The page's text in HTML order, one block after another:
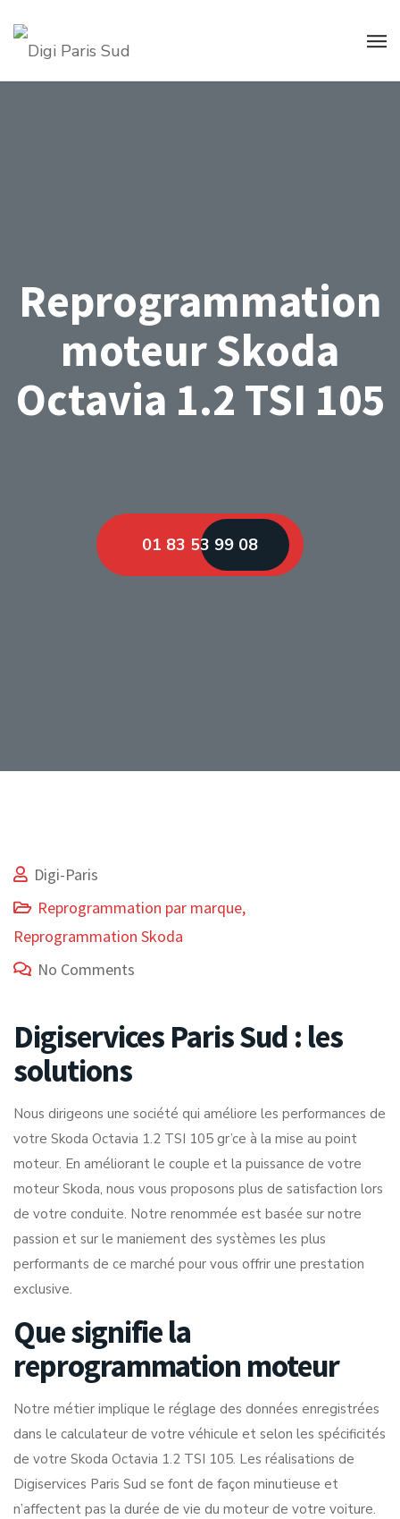
Reprogrammation
moteur Skoda
Octavia 1.2 TSI 105
01 83 53 99 08
Digi-Paris
Reprogrammation par marque,
Reprogrammation Skoda
No Comments
Digiservices Paris Sud : les
solutions
Nous dirigeons une société qui améliore les performances de
votre Skoda Octavia 1.2 TSI 105 gr’ce à la mise au point
moteur. En améliorant le couple et la puissance de votre
moteur Skoda, nous vous proposons plus de satisfaction lors
de votre conduite. Notre renommée est basée sur notre
passion et sur le maniement des systèmes les plus
performants de ce marché pour vous offrir une prestation
exclusive.
Que signifie la
reprogrammation moteur
Notre métier implique le réglage des données enregistrées
dans le calculateur de votre véhicule et selon les spécificités
de votre Skoda Octavia 1.2 TSI 105. Les réalisations de
Digiservices Paris Sud se font de façon minutieuse et
n’affectent pas la durée de vie du moteur de votre voiture.